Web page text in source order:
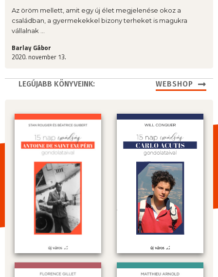
Az öröm mellett, amit egy új élet megjelenése okoz a
családban, a gyermekekkel bizony terheket is magukra
vállalnak ...
Barlay Gábor
2020. november 13.
LEGÚJABB KÖNYVEINK: WEBSHOP